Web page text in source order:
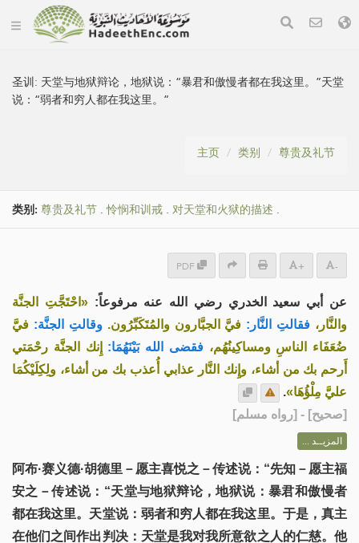
圣训: 天堂与地狱辩论，地狱说：“暴君和傲慢者都在我这里。”天堂
说：“弱者和穷人都在我这里。”
主页 类别 尊贵及礼节
类别: 尊贵及礼节 .怜悯和训戒 . 对天堂和火狱的描述 .
PDF + -
عن أبي سعيد الخدري رضي الله عنه مرفوعاً:«احْتَجَّتِ الجنَّة
والنَّار، فقالتِ النَّار: فيَّ الجبَّارون والمُتَكَبِّرُون. وقالتِ الجنَّة: فيَّ
ضُعَفَاء الناسِ ومساكِينُهُم، فقضى الله بَيْنَهُمَا: إِنك الجنَّة رحْمَتي
أَرحم بك من أشاء، وإِنك النَّار عذابي أُعذب بك من أشاء، ولِكِلَيْكُمَا
عليَّ مِلْؤُهَا».
[صحيح] - [رواه مسلم]
المزيــد ...
阿布·赛义德·胡德里－愿主喜悦之－传述说：“先知－愿主福
安之－传述说：“天堂与地狱辩论，地狱说：暴君和傲慢者
都在我这里。天堂说：弱者和穷人都在我这里。于是，真主
在他们之间作出判决：天堂是我对我所意欲之人的仁慈。他